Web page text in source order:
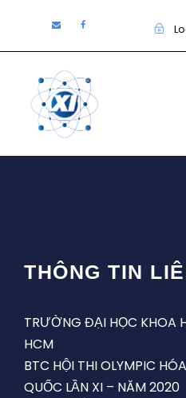
THÔNG TIN
TRƯỜNG ĐẠI HỌC KHOA
HCM
BTC HỘI THI OLYMPIC
QUỐC LẦN XI – NĂM 2020